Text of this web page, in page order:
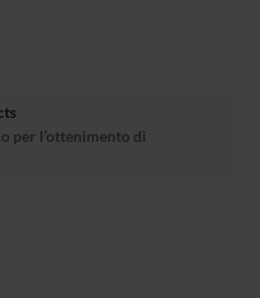
per l’ottenimento di